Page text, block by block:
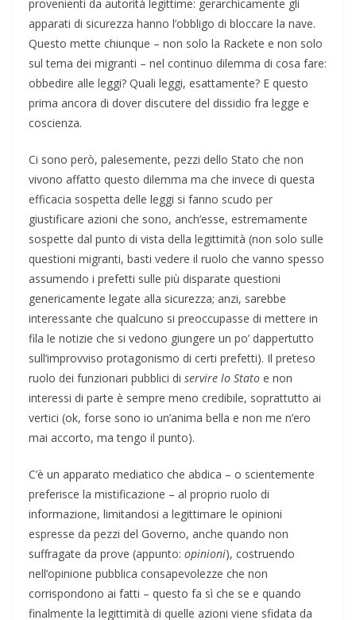
provenienti da autorità legittime: gerarchicamente gli
apparati di sicurezza hanno l’obbligo di bloccare la nave.
Questo mette chiunque – non solo la Rackete e non solo
sul tema dei migranti – nel continuo dilemma di cosa fare:
obbedire alle leggi? Quali leggi, esattamente? E questo
prima ancora di dover discutere del dissidio fra legge e
coscienza.
Ci sono però, palesemente, pezzi dello Stato che non
vivono affatto questo dilemma ma che invece di questa
efficacia sospetta delle leggi si fanno scudo per
giustificare azioni che sono, anch’esse, estremamente
sospette dal punto di vista della legittimità (non solo sulle
questioni migranti, basti vedere il ruolo che vanno spesso
assumendo i prefetti sulle più disparate questioni
genericamente legate alla sicurezza; anzi, sarebbe
interessante che qualcuno si preoccupasse di mettere in
fila le notizie che si vedono giungere un po’ dappertutto
sull’improvviso protagonismo di certi prefetti). Il preteso
ruolo dei funzionari pubblici di servire lo Stato e non
interessi di parte è sempre meno credibile, soprattutto ai
vertici (ok, forse sono io un’anima bella e non me n’ero
mai accorto, ma tengo il punto).
C’è un apparato mediatico che abdica – o scientemente
preferisce la mistificazione – al proprio ruolo di
informazione, limitandosi a legittimare le opinioni
espresse da pezzi del Governo, anche quando non
suffragate da prove (appunto: opinioni), costruendo
nell’opinione pubblica consapevolezze che non
corrispondono ai fatti – questo fa sì che se e quando
finalmente la legittimità di quelle azioni viene sfidata da